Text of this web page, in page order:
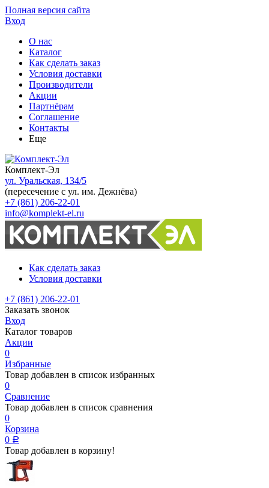
Полная версия сайта
Вход
О нас
Каталог
Как сделать заказ
Условия доставки
Производители
Акции
Партнёрам
Соглашение
Контакты
Еще
Комплект-Эл
ул. Уральская, 134/5
(пересечение с ул. им. Дежнёва)
+7 (861) 206-22-01
info@komplekt-el.ru
Как сделать заказ
Условия доставки
+7 (861) 206-22-01
Заказать звонок
Вход
Каталог товаров
Акции
0
Избранные
Товар добавлен в список избранных
0
Сравнение
Товар добавлен в список сравнения
0
Корзина
0 Р
Товар добавлен в корзину!